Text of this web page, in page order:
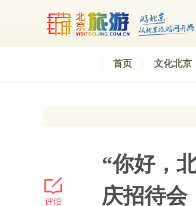
首页 文化北京
“你好，
庆招待会